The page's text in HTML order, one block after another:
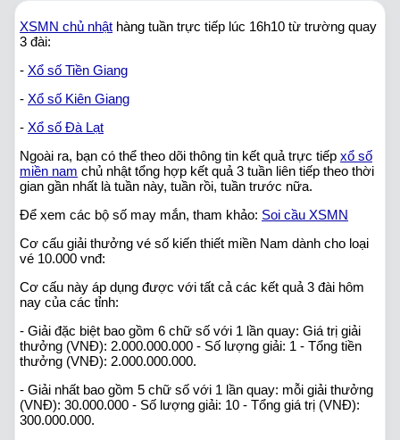
XSMN chủ nhật hàng tuần trực tiếp lúc 16h10 từ trường quay
3 đài:
- Xổ số Tiền Giang
- Xổ số Kiên Giang
- Xổ số Đà Lạt
Ngoài ra, bạn có thể theo dõi thông tin kết quả trực tiếp xổ số
miền nam chủ nhật tổng hợp kết quả 3 tuần liên tiếp theo thời
gian gần nhất là tuần này, tuần rồi, tuần trước nữa.
Để xem các bộ số may mắn, tham khảo: Soi cầu XSMN
Cơ cấu giải thưởng vé số kiến thiết miền Nam dành cho loại
vé 10.000 vnđ:
Cơ cấu này áp dụng được với tất cả các kết quả 3 đài hôm
nay của các tỉnh:
- Giải đặc biệt bao gồm 6 chữ số với 1 lần quay: Giá trị giải
thưởng (VNĐ): 2.000.000.000 - Số lượng giải: 1 - Tổng tiền
thưởng (VNĐ): 2.000.000.000.
- Giải nhất bao gồm 5 chữ số với 1 lần quay: mỗi giải thưởng
(VNĐ): 30.000.000 - Số lượng giải: 10 - Tổng giá trị (VNĐ):
300.000.000.